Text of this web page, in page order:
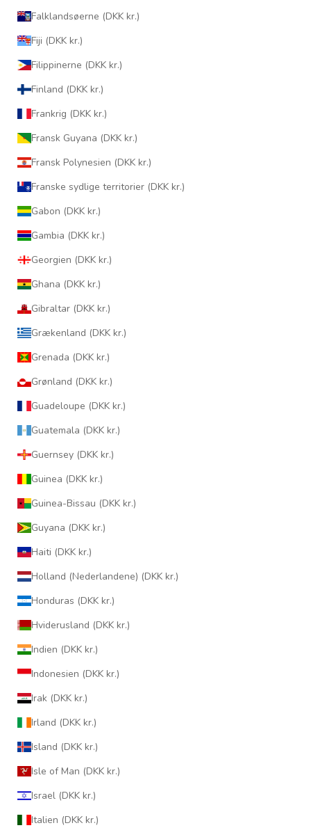
Falklandsøerne (DKK kr.)
Fiji (DKK kr.)
Filippinerne (DKK kr.)
Finland (DKK kr.)
Frankrig (DKK kr.)
Fransk Guyana (DKK kr.)
Fransk Polynesien (DKK kr.)
Franske sydlige territorier (DKK kr.)
Gabon (DKK kr.)
Gambia (DKK kr.)
Georgien (DKK kr.)
Ghana (DKK kr.)
Gibraltar (DKK kr.)
Grækenland (DKK kr.)
Grenada (DKK kr.)
Grønland (DKK kr.)
Guadeloupe (DKK kr.)
Guatemala (DKK kr.)
Guernsey (DKK kr.)
Guinea (DKK kr.)
Guinea-Bissau (DKK kr.)
Guyana (DKK kr.)
Haiti (DKK kr.)
Holland (Nederlandene) (DKK kr.)
Honduras (DKK kr.)
Hviderusland (DKK kr.)
Indien (DKK kr.)
Indonesien (DKK kr.)
Irak (DKK kr.)
Irland (DKK kr.)
Island (DKK kr.)
Isle of Man (DKK kr.)
Israel (DKK kr.)
Italien (DKK kr.)